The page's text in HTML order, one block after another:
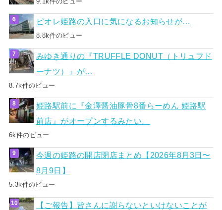
ピオレ姫路の入口に気になるお知らせが…
8.8k件のビュー
みゆき通りの『TRUFFLE DONUT（トリュフド
ーナツ）』が…
8.7k件のビュー
姫路駅前に『金澤醤油豚骨8番らーめん 姫路駅
前店』がオープンするみたい。
6k件のビュー
今週の姫路の開店閉店まとめ【2026年8月3日〜
8月9日】
5.3k件のビュー
【ご報告】皆さんに謝らないといけないことが